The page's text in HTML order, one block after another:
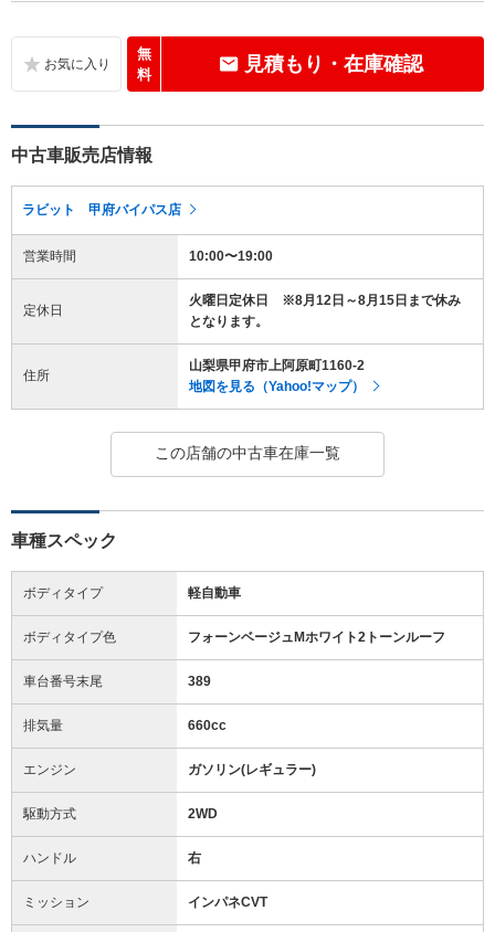
無
料
見積もり・在庫確認
中古車販売店情報
ラビット 甲府バイパス店
営業時間 10:00〜19:00
定休日
火曜日定休日 ※8月12日～8月15日まで休み
となります。
住所
山梨県甲府市上阿原町1160-2
地図を見る（Yahoo!マップ）
この店舗の中古車在庫一覧
車種スペック
ボディタイプ 軽自動車
ボディタイプ色 フォーンベージュMホワイト2トーンルーフ
車台番号末尾 389
排気量 660cc
エンジン ガソリン(レギュラー)
駆動方式 2WD
ハンドル 右
ミッション インパネCVT